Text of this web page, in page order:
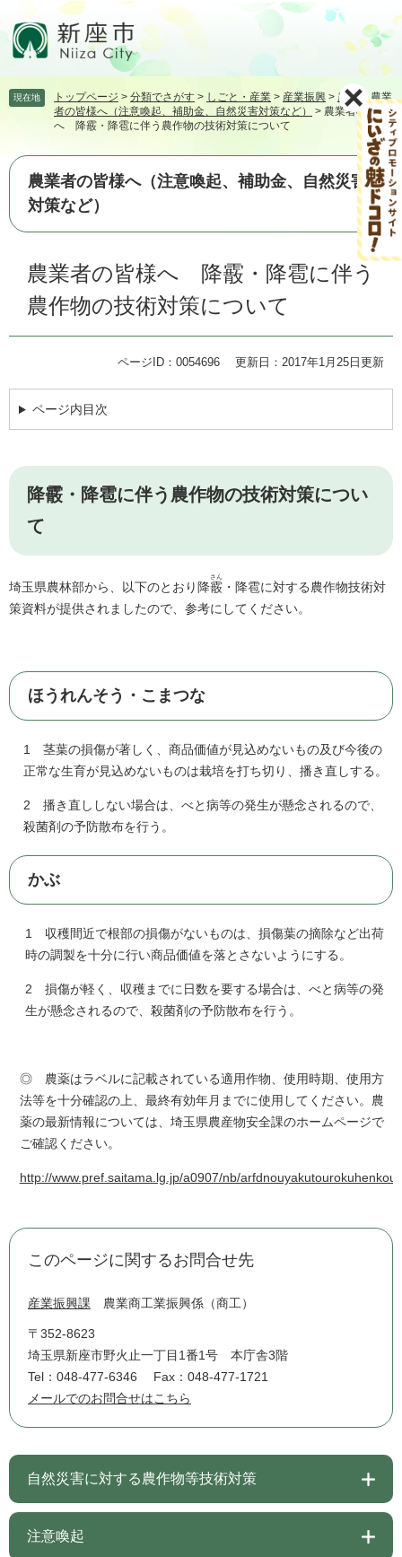
頭飛
て
へ
現在地 トップページ > 分類でさがす > しごと・産業 > 産業振興 > 農業>農業
者の皆様へ（注意喚起、補助金、自然災害対策など）
> 農業者の皆様
へ 降霰・降雹に伴う農作物の技術対策について
農業者の皆様へ（注意喚起、補助金、自然災害
対策など）
農業者の皆様へ 降霰・降雹に伴う
農作物の技術対策について
ページID：0054696 更新日：2017年1月25日更新
ページ内目次
降霰・降雹に伴う農作物の技術対策につい
て
埼玉県農林部から、以下のとおり降霰
さん
・降雹に対する農作物技術対
策資料が提供されましたので、参考にしてください。
ほうれんそう・こまつな
1 茎葉の損傷が著しく、商品価値が見込めないもの及び今後の
正常な生育が見込めないものは栽培を打ち切り、播き直しする。
2 播き直ししない場合は、べと病等の発生が懸念されるので、
殺菌剤の予防散布を行う。
かぶ
1 収穫間近で根部の損傷がないものは、損傷葉の摘除など出荷
時の調製を十分に行い商品価値を落とさないようにする。
2 損傷が軽く、収穫までに日数を要する場合は、べと病等の発
生が懸念されるので、殺菌剤の予防散布を行う。
◎ 農薬はラベルに記載されている適用作物、使用時期、使用方
法等を十分確認の上、最終有効年月までに使用してください。農
薬の最新情報については、埼玉県農産物安全課のホームページで
ご確認ください。
http://www.pref.saitama.lg.jp/a0907/nb/
このページに関するお問合せ先
産業振興課 農業商工業振興係（商工）
〒352-8623
埼玉県新座市野火止一丁目1番1号 本庁舎3階
Tel：048-477-6346
Fax：048-477-1721
メールでのお問合せはこちら
自然災害に対する農作物等技術対策
注意喚起